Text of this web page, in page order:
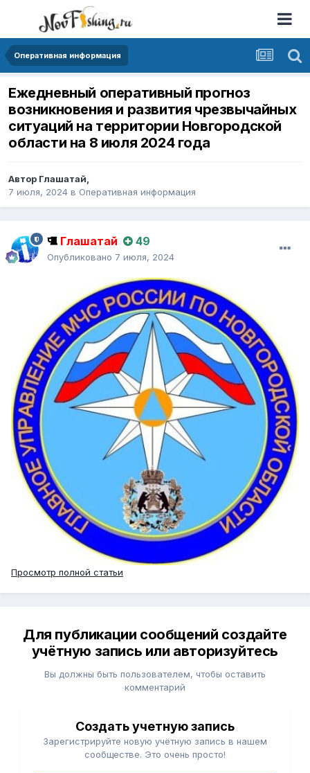
Оперативная информация
Ежедневный оперативный прогноз
возникновения и развития чрезвычайных
ситуаций на территории Новгородской
области на 8 июля 2024 года
Автор Глашатай,
7 июля, 2024 в Оперативная информация
Глашатай 49
Опубликовано 7 июля, 2024
Просмотр полной статьи
Для публикации сообщений создайте
учётную запись или авторизуйтесь
Вы должны быть пользователем, чтобы оставить
комментарий
Создать учетную запись
Зарегистрируйте новую учётную запись в нашем
сообществе. Это очень просто!